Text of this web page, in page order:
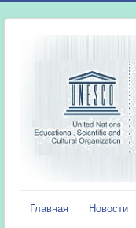
Главная Новости